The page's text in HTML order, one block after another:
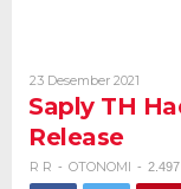
23 Desember 2021
R
R
Saply TH
Release
R R - OTONOMI -